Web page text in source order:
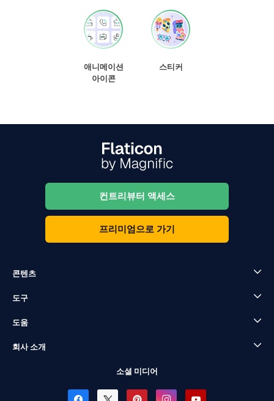
애니메이션
아이콘
스티커
컨트리뷰터 액세스
프리미엄으로 가기
콘텐츠
도구
도움
회사 소개
소셜 미디어